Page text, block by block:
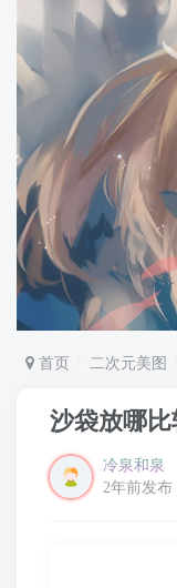
首页 二次元美图
沙袋放哪
冷泉和泉
2年前发布